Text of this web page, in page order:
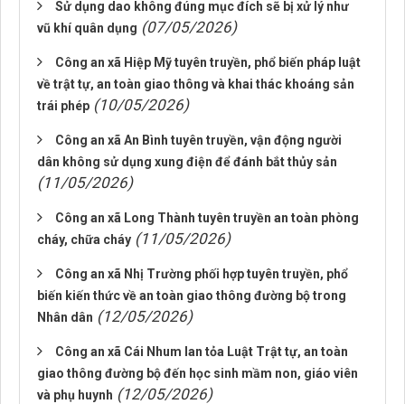
Sử dụng dao không đúng mục đích sẽ bị xử lý như
vũ khí quân dụng (07/05/2026)
Công an xã Hiệp Mỹ tuyên truyền, phổ biến pháp luật
về trật tự, an toàn giao thông và khai thác khoáng sản
trái phép (10/05/2026)
Công an xã An Bình tuyên truyền, vận động người
dân không sử dụng xung điện để đánh bắt thủy sản
(11/05/2026)
Công an xã Long Thành tuyên truyền an toàn phòng
cháy, chữa cháy (11/05/2026)
Công an xã Nhị Trường phối hợp tuyên truyền, phổ
biến kiến thức về an toàn giao thông đường bộ trong
Nhân dân (12/05/2026)
Công an xã Cái Nhum lan tỏa Luật Trật tự, an toàn
giao thông đường bộ đến học sinh mầm non, giáo viên
và phụ huynh (12/05/2026)